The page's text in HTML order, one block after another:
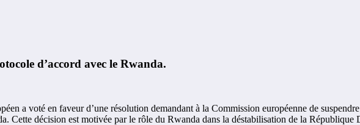
d’accord avec le Rwanda.
a voté en faveur d’une résolution demandant à la Commission européenne de
Cette décision est motivée par le rôle du Rwanda dans la déstabilisation de la République